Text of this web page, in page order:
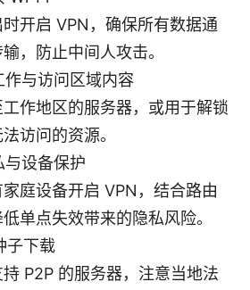
开启 VPN，确保所有数据通
，防止中间人攻击。
与访问区域内容
作地区的服务器，或用于解锁
访问的资源。
设备保护
庭设备开启 VPN，结合路由
单点失效带来的隐私风险。
子下载
P2P 的服务器，注意当地法